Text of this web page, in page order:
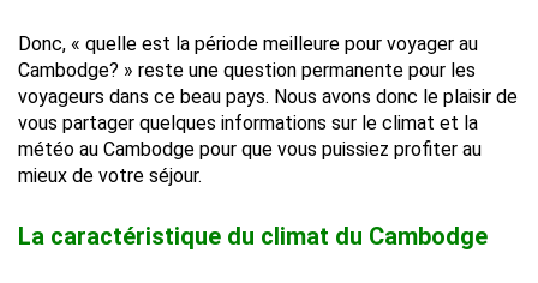
Donc, « quelle est la période meilleure pour voyager au
Cambodge? » reste une question permanente pour les
voyageurs dans ce beau pays. Nous avons donc le plaisir de
vous partager quelques informations sur le climat et la
météo au Cambodge pour que vous puissiez profiter au
mieux de votre séjour.
La caractéristique du climat du Cambodge